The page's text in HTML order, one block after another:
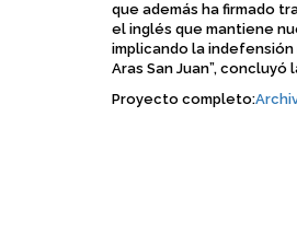
que además ha firmado
el inglés que mantiene
implicando la
Aras San Juan”,
Proyecto completo: